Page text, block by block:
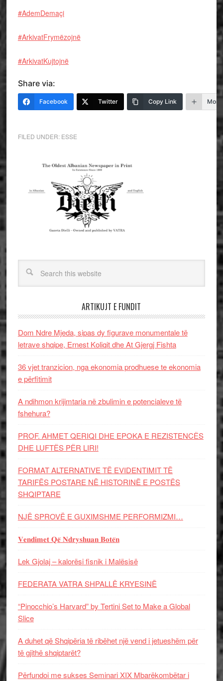
#AdemDemaçi
#ArkivatFrymëzojnë
#ArkivatKujtojnë
Share via:
Facebook Twitter Copy Link More
FILED UNDER: ESSE
ARTIKUJT E FUNDIT
Dom Ndre Mjeda, sipas dy figurave monumentale të
letrave shqipe, Ernest Koliqit dhe At Gjergj Fishta
36 vjet tranzicion, nga ekonomia prodhuese te ekonomia
e përfitimit
A ndihmon krijimtaria në zbulimin e potencialeve të
fshehura?
PROF. AHMET QERIQI DHE EPOKA E REZISTENCЁS
DHE LUFTЁS PЁR LIRI!
FORMAT ALTERNATIVE TË EVIDENTIMIT TË
TARIFËS POSTARE NË HISTORINË E POSTËS
SHQIPTARE
NJË SPROVË E GUXIMSHME PERFORMIZMI…
𝐕𝐞𝐧𝐝𝐢𝐦𝐞𝐭 𝐐𝐞̈ 𝐍𝐝𝐫𝐲𝐬𝐡𝐮𝐚𝐧 𝐁𝐨𝐭𝐞̈𝐧
Lek Gjolaj – kalorësi fisnik i Malësisë
FEDERATA VATRA SHPALLË KRYESINË
“Pinocchio’s Harvard” by Tertini Set to Make a Global
Slice
A duhet që Shqipëria të ribëhet një vend i jetueshëm për
të gjithë shqiptarët?
Përfundoi me sukses Seminari XIX Mbarëkombëtar i